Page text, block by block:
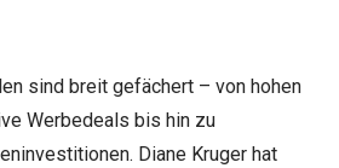
sind breit gefächert – von hohen
Werbedeals bis hin zu
Diane Kruger hat